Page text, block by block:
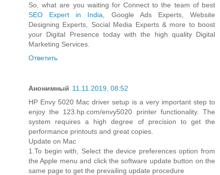
So, what are you waiting for Connect to the team of best
SEO Expert in India , Google Ads Experts, Website
Designing Experts, Social Media Experts & more to boost
your Digital Presence today with the high quality Digital
Marketing Services.
Ответить
Анонимный 11.11.2019, 08:52
HP Envy 5020 Mac driver setup is a very important step to
enjoy the 123.hp.com/envy5020 printer functionality. The
system requires a high degree of precision to get the
performance printouts and great copies.
Update on Mac
1.To begin with, Select the device preferences option from
the Apple menu and click the software update button on the
same page to get the prevailing update procedure